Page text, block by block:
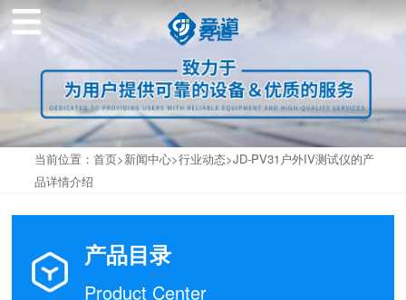
当前位置： 首页>新闻中心>行业动态>JD-PV31户外IV测试仪的产
品详情介绍
产品目录
Product Center